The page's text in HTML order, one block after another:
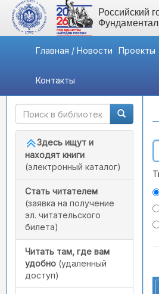
Российский
Главная / Новости Проекты
Контакты
Быстрый доступ
Здесь ищут и
находят книги
(электронный каталог)
Стать читателем
(заявка на получение
эл. читательского
билета)
Читать там, где вам
удобно (удаленный
доступ)